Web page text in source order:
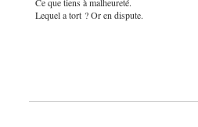
Lequel a tort ? Or en dispute.